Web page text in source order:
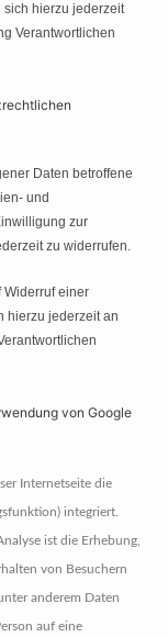
sich hierzu jederzeit
Verantwortlichen
Daten betroffene
und
zur
zu widerrufen.
Widerruf einer
hierzu jederzeit an
von Google
Internetseite die
integriert.
ist die Erhebung,
von Besuchern
anderem Daten
auf eine